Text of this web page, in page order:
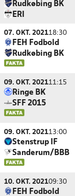
Rudkøbing BK
ERI
07. OKT. 202118:30
FEH Fodbold
Rudkøbing BK
09. OKT. 202111:15
Ringe BK
SFF 2015
09. OKT. 202113:00
Stenstrup IF
Sanderum/BBB
10. OKT. 202109:30
FEH Fodbold